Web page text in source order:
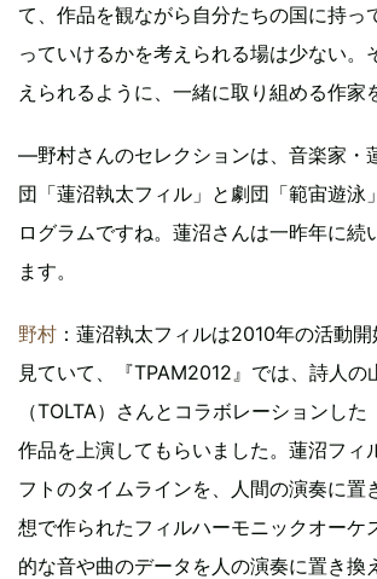
て、作品を観ながら自分たちの国に持っ
っていけるかを考えられる場は少ない。
えられるように、一緒に取り組める作家
―野村さんのセレクションは、音楽家・
団「蓮沼執太フィル」と劇団「範宙遊泳
ログラムですね。蓮沼さんは一昨年に続
ます。
野村 ：蓮沼執太フィルは2010年の活動
見ていて、『TPAM2012』では、詩人の
（TOLTA）さんとコラボレーションした
作品を上演してもらいました。蓮沼フィ
フトのタイムラインを、人間の演奏に置
想で作られたフィルハーモニックオーケ
的な音や曲のデータを人の演奏に置き換